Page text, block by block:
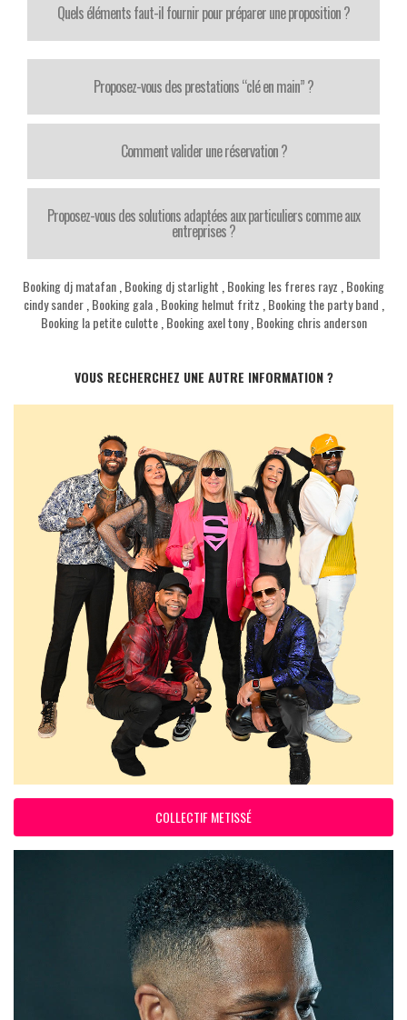
Quels éléments faut-il fournir pour préparer une proposition ?
Proposez-vous des prestations “clé en main” ?
Comment valider une réservation ?
Proposez-vous des solutions adaptées aux particuliers comme aux
entreprises ?
Booking dj matafan Booking dj starlight Booking les freres rayz Booking
cindy sander, Booking gala, Booking helmut fritz Booking the party band
Booking la petite culotte, Booking axel tony, Booking chris anderson
VOUS RECHERCHEZ UNE AUTRE INFORMATION ?
COLLECTIF METISSÉ